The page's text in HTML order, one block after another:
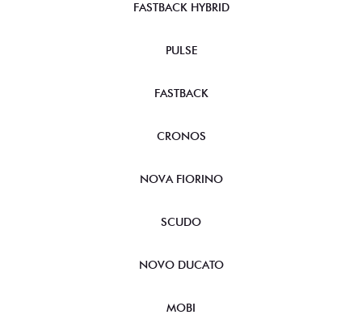
FASTBACK HYBRID
PULSE
FASTBACK
CRONOS
NOVA FIORINO
SCUDO
NOVO DUCATO
MOBI